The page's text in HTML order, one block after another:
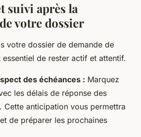
suivi après la
votre dossier
votre dossier de demande de
de rester actif et attentif.
des échéances : Marquez
les délais de réponse des
Cette anticipation vous permettra
de préparer les prochaines